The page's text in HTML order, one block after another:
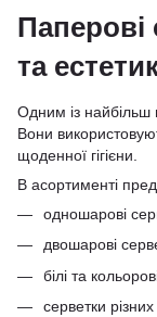
та
Одним із найбільш
Вони
щоденної гігієни.
В асортименті
одношарові
двошарові
білі та
серветки різних